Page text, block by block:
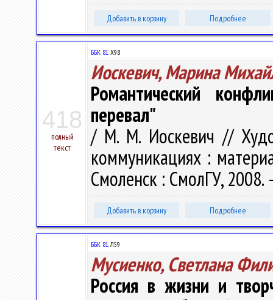
Добавить в корзину Подробнее
418
полный
текст
ББК 81.Х98
Иоскевич, Марина
Романтический
перевал"
/ М. М. Иоскевич //
коммуникациях :
Смоленск : СмолГУ, 2008.
Добавить в корзину Подробнее
ББК 81.Л59
Мусиенко, Светлана
Россия в жизни и